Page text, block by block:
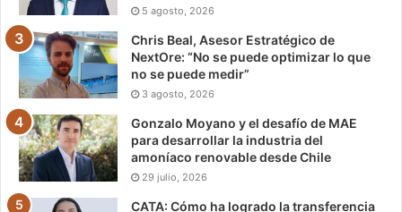
5 agosto, 2026
Chris Beal, Asesor Estratégico de
NextOre: “No se puede optimizar lo que
no se puede medir”
3 agosto, 2026
Gonzalo Moyano y el desafío de MAE
para desarrollar la industria del
amoníaco renovable desde Chile
29 julio, 2026
CATA: Cómo ha logrado la transferencia